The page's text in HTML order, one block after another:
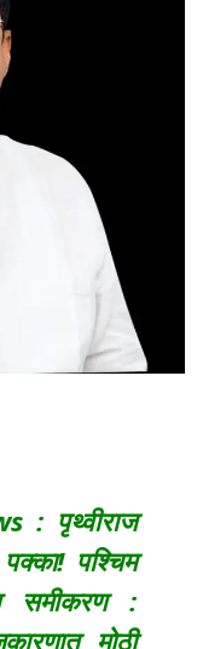
पृथ्वीराज
पश्चिम
समीकरण :
मोठी